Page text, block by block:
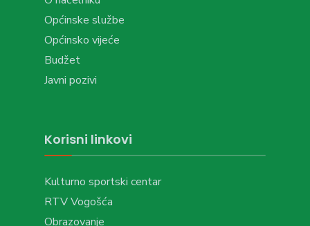
Općinske službe
Općinsko vijeće
Budžet
Javni pozivi
Korisni linkovi
Kulturno sportski centar
RTV Vogošća
Obrazovanje